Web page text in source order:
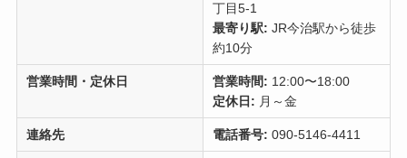
丁目5-1
最寄り駅: JR今治駅から徒歩
約10分
営業時間・定休日 営業時間: 12:00〜18:00
定休日: 月～金
連絡先 電話番号: 090-5146-4411